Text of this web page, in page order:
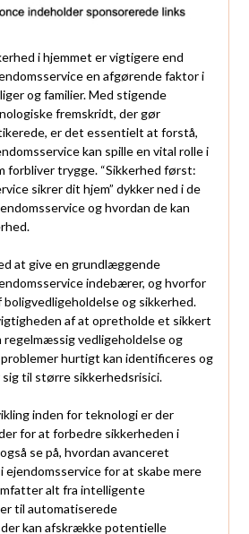
i hjemmet er vigtigere end
en afgørende faktor i
og familier. Med stigende
fremskridt, der gør
er det essentielt at forstå,
kan spille en vital rolle i
forbliver trygge. “Sikkerhed først:
sikrer dit hjem” dykker ned i de
og hvordan de kan
at give en grundlæggende
indebærer, og hvorfor
og sikkerhed.
af at opretholde et sikkert
regelmæssig vedligeholdelse og
hurtigt kan identificeres og
til større sikkerhedsrisici.
inden for teknologi er der
for at forbedre sikkerheden i
se på, hvordan avanceret
for at skabe mere
alt fra intelligente
til automatiserede
kan afskrække potentielle